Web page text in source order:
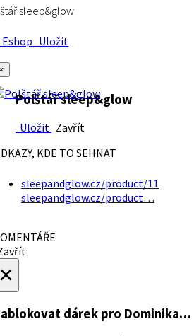
sleep&glow
Uložit
Polštář sleep&glow
Uložit Zavřít
KDE TO SEHNAT
sleepandglow.cz/product/11
sleepandglow.cz/product…
dárek pro Dominika…